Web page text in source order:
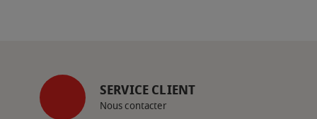
SERVICE CLIENT
Nous contacter